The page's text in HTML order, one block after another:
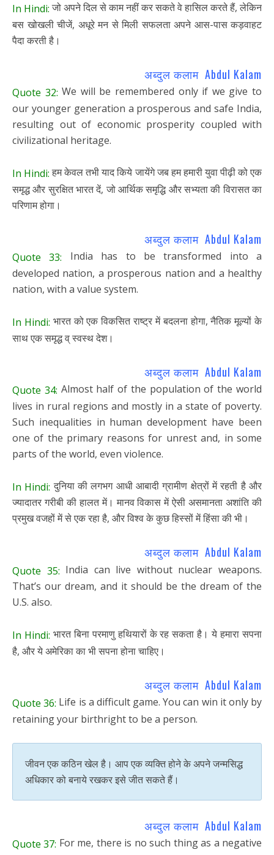
In Hindi:जो अपने दिल से काम नहीं कर सकते वे हासिल करते हैं, लेकिन
बस खोखली चीजें, अधूरे मन से मिली सफलता अपने आस-पास कड़वाहट
पैदा करती है।
अब्दुल कलाम Abdul Kalam
Quote 32: We will be remembered only if we give to
our younger generation a prosperous and safe India,
resulting out of economic prosperity coupled with
civilizational heritage.
In Hindi:हम केवल तभी याद किये जायेंगे जब हम हमारी युवा पीढ़ी को एक
समृद्ध और सुरक्षित भारत दें, जो आर्थिक समृद्धि और सभ्यता की विरासत का
परिणाम होगा।
अब्दुल कलाम Abdul Kalam
Quote 33: India has to be transformed into a
developed nation, a prosperous nation and a healthy
nation, with a value system.
In Hindi: भारत को एक विकसित राष्ट्र में बदलना होगा, नैतिक मूल्यों के
साथ एक समृद्ध व् स्वस्थ देश।
अब्दुल कलाम Abdul Kalam
Quote 34: Almost half of the population of the world
lives in rural regions and mostly in a state of poverty.
Such inequalities in human development have been
one of the primary reasons for unrest and, in some
parts of the world, even violence.
In Hindi: दुनिया की लगभग आधी आबादी ग्रामीण क्षेत्रों में रहती है और
ज्यादातर गरीबी की हालत में। मानव विकास में ऐसी असमानता अशांति की
प्रमुख वजहों में से एक रहा है, और विश्व के कुछ हिस्सों में हिंसा की भी।
अब्दुल कलाम Abdul Kalam
Quote 35: India can live without nuclear weapons.
That’s our dream, and it should be the dream of the
U.S. also.
In Hindi: भारत बिना परमाणु हथियारों के रह सकता है। ये हमारा सपना
है, और ये अमेरिका का भी सपना होना चाहिए।
अब्दुल कलाम Abdul Kalam
Quote 36: Life is a difficult game. You can win it only by
retaining your birthright to be a person.
जीवन एक कठिन खेल है। आप एक व्यक्ति होने के अपने जन्मसिद्ध
अधिकार को बनाये रखकर इसे जीत सकते हैं।
अब्दुल कलाम Abdul Kalam
Quote 37: For me, there is no such thing as a negative